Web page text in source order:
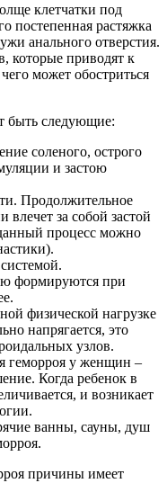
клетчатки под
постепенная растяжка
анального отверстия.
которые приводят к
может обостриться
быть следующие:
соленого, острого
и застою
Продолжительное
за собой застой
процесс можно
формируются при
физической нагрузке
напрягается, это
узлов.
геморроя у женщин –
Когда ребенок в
и возникает
ванны, сауны, душ
причины имеет